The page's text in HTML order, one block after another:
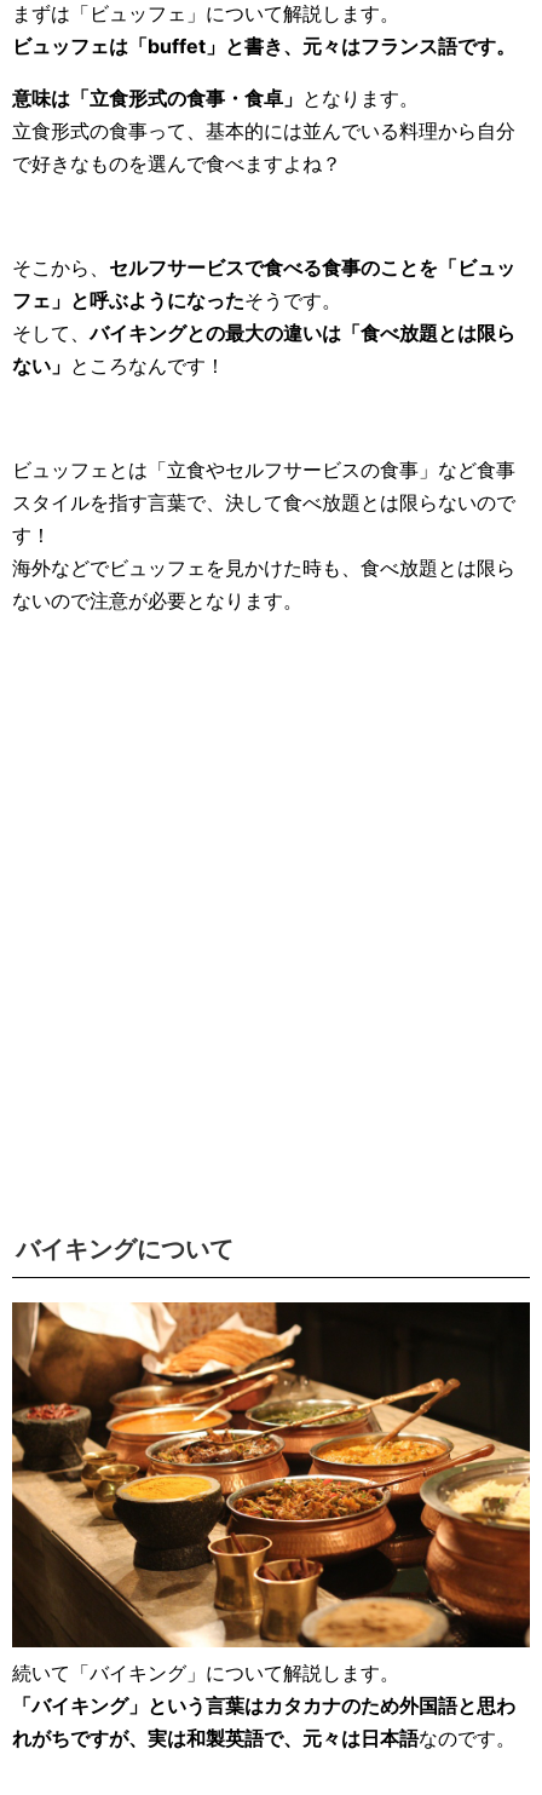
まずは「ビュッフェ」について解説します。
ビュッフェは「buffet」と書き、元々はフランス語です。
意味は「立食形式の食事・食卓」 となります。
立食形式の食事って、基本的には並んでいる料理から自分
で好きなものを選んで食べますよね？
そこから、 セルフサービスで食べる食事のことを「ビュッ
フェ」と呼ぶようになったそうです。
そして、バイキングとの最大の違いは「食べ放題とは限ら
ない」 ところなんです！
ビュッフェとは「立食やセルフサービスの食事」など食事
スタイルを指す言葉で、決して食べ放題とは限らないので
す！
海外などでビュッフェを見かけた時も、食べ放題とは限ら
ないので注意が必要となります。
バイキングについて
続いて「バイキング」について解説します。
「バイキング」という言葉はカタカナのため外国語と思わ
れがちですが、実は和製英語で、元々は日本語なのです。